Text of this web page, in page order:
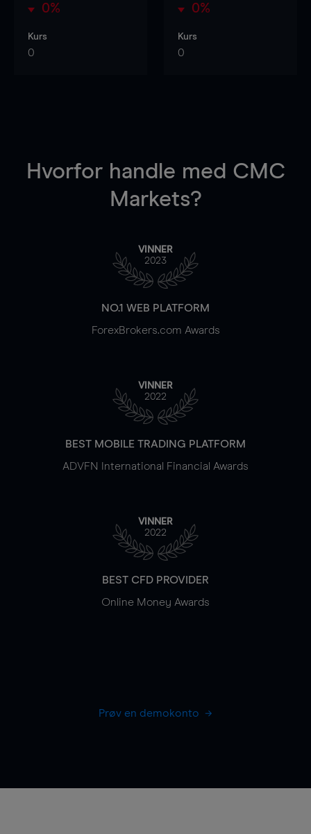
0%
Kurs
0
0%
Kurs
0
Hvorfor handle med CMC
Markets?
VINNER
2023
NO.1 WEB PLATFORM
ForexBrokers.com Awards
VINNER
2022
BEST MOBILE TRADING PLATFORM
ADVFN International Financial Awards
VINNER
2022
BEST CFD PROVIDER
Online Money Awards
Prøv en demokonto